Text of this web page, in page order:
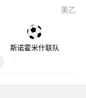
美乙
斯诺霍米什联队